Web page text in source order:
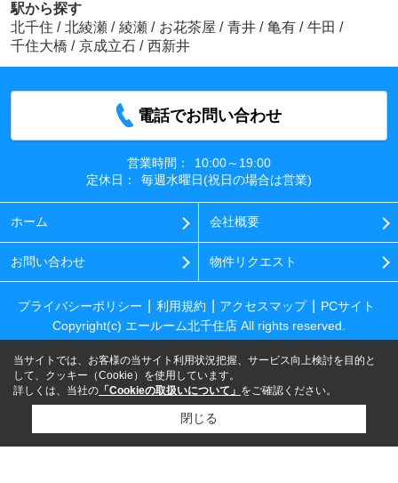
駅から探す
北千住 / 北綾瀬 / 綾瀬 / お花茶屋 / 青井 / 亀有 / 牛田 /
千住大橋 / 京成立石 / 西新井
電話でお問い合わせ
営業時間：
10:00～19:00
定休日：
毎週水曜日(祝日の場合は営業)
ホーム 会社概要
お問い合わせ 物件リクエスト
プライバシーポリシー 利用規約 アクセスマップ
PCサイト
Copyright(c) エールーム北千住店 All rights reserved.
当サイトでは、お客様の当サイト利用状況把握、サービス向上検討を目的と
して、クッキー（Cookie）を使用しています。
詳しくは、当社の 「Cookieの取扱いについて」 をご確認ください。
閉じる